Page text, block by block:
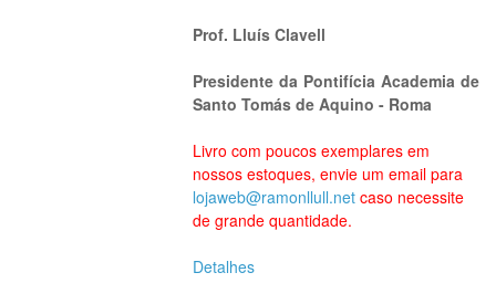
Prof. Lluís Clavell
Presidente da Pontifícia Academia de
Santo Tomás de Aquino - Roma
Livro com poucos exemplares em
nossos estoques, envie um email para
lojaweb@ramonllull.net caso necessite
de grande quantidade.
Detalhes